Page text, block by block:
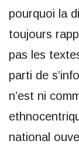
pourquoi la
toujours
pas les
parti de
n’est ni
national